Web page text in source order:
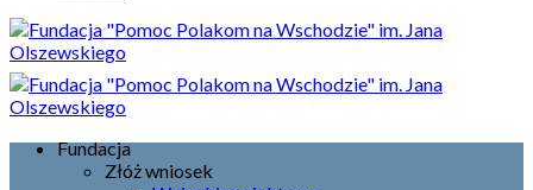
Fundacja
Złóż wniosek